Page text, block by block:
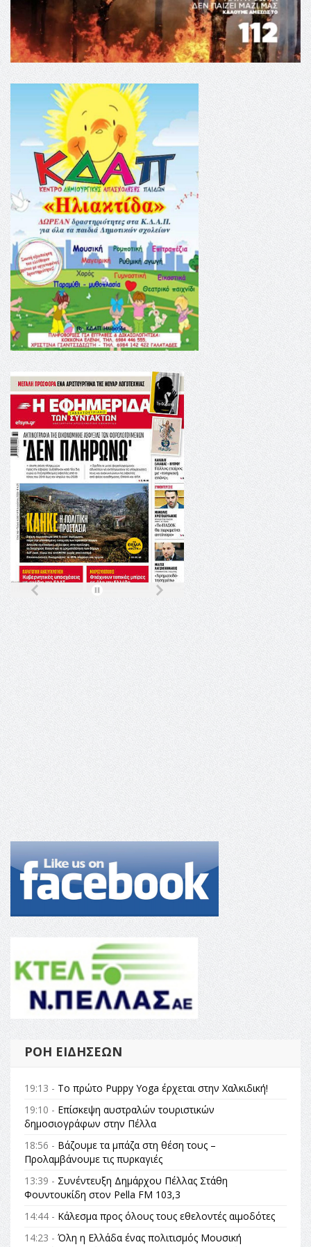
ΡΟΉ ΕΙΔΉΣΕΩΝ
19:13 - Το πρώτο Puppy Yoga έρχεται στην Χαλκιδική!
19:10 - Επίσκεψη αυστραλών τουριστικών
δημοσιογράφων στην Πέλλα
18:56 - Βάζουμε τα μπάζα στη θέση τους –
Προλαμβάνουμε τις πυρκαγιές
13:39 - Συνέντευξη Δημάρχου Πέλλας Στάθη
Φουντουκίδη στον Pella FM 103,3
14:44 - Κάλεσμα προς όλους τους εθελοντές αιμοδότες
14:23 - Όλη η Ελλάδα ένας πολιτισμός Μουσική